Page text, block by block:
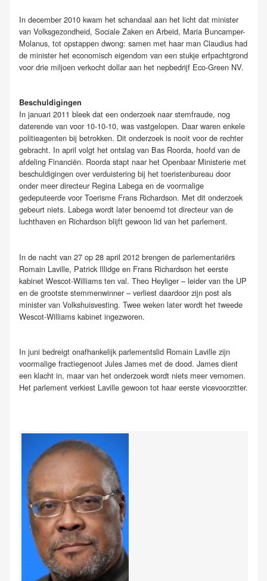
In december 2010 kwam het schandaal aan het licht dat minister
van Volksgezondheid, Sociale Zaken en Arbeid, Maria Buncamper-
Molanus, tot opstappen dwong: samen met haar man Claudius had
de minister het economisch eigendom van een stukje erfpachtgrond
voor drie miljoen verkocht dollar aan het nepbedrijf Eco-Green NV.
Beschuldigingen
In januari 2011 bleek dat een onderzoek naar stemfraude, nog
daterende van voor 10-10-10, was vastgelopen. Daar waren enkele
politieagenten bij betrokken. Dit onderzoek is nooit voor de rechter
gebracht. In april volgt het ontslag van Bas Roorda, hoofd van de
afdeling Financiën. Roorda stapt naar het Openbaar Ministerie met
beschuldigingen over verduistering bij het toeristenbureau door
onder meer directeur Regina Labega en de voormalige
gedeputeerde voor Toerisme Frans Richardson. Met dit onderzoek
gebeurt niets. Labega wordt later benoemd tot directeur van de
luchthaven en Richardson blijft gewoon lid van het parlement.
In de nacht van 27 op 28 april 2012 brengen de parlementariërs
Romain Laville, Patrick Illidge en Frans Richardson het eerste
kabinet Wescot-Williams ten val. Theo Heyliger – leider van the UP
en de grootste stemmenwinner – verliest daardoor zijn post als
minister van Volkshuisvesting. Twee weken later wordt het tweede
Wescot-Williams kabinet ingezworen.
In juni bedreigt onafhankelijk parlementslid Romain Laville zijn
voormalige fractiegenoot Jules James met de dood. James dient
een klacht in, maar van het onderzoek wordt niets meer vernomen.
Het parlement verkiest Laville gewoon tot haar eerste vicevoorzitter.